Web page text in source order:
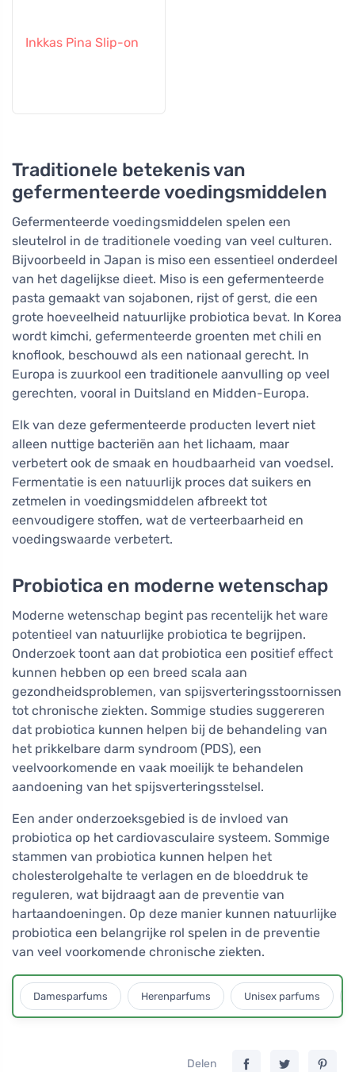
Inkkas Pina Slip-on
Traditionele betekenis van
gefermenteerde voedingsmiddelen
Gefermenteerde voedingsmiddelen spelen een
sleutelrol in de traditionele voeding van veel culturen.
Bijvoorbeeld in Japan is miso een essentieel onderdeel
van het dagelijkse dieet. Miso is een gefermenteerde
pasta gemaakt van sojabonen, rijst of gerst, die een
grote hoeveelheid natuurlijke probiotica bevat. In Korea
wordt kimchi, gefermenteerde groenten met chili en
knoflook, beschouwd als een nationaal gerecht. In
Europa is zuurkool een traditionele aanvulling op veel
gerechten, vooral in Duitsland en Midden-Europa.
Elk van deze gefermenteerde producten levert niet
alleen nuttige bacteriën aan het lichaam, maar
verbetert ook de smaak en houdbaarheid van voedsel.
Fermentatie is een natuurlijk proces dat suikers en
zetmelen in voedingsmiddelen afbreekt tot
eenvoudigere stoffen, wat de verteerbaarheid en
voedingswaarde verbetert.
Probiotica en moderne wetenschap
Moderne wetenschap begint pas recentelijk het ware
potentieel van natuurlijke probiotica te begrijpen.
Onderzoek toont aan dat probiotica een positief effect
kunnen hebben op een breed scala aan
gezondheidsproblemen, van spijsverteringsstoornissen
tot chronische ziekten. Sommige studies suggereren
dat probiotica kunnen helpen bij de behandeling van
het prikkelbare darm syndroom (PDS), een
veelvoorkomende en vaak moeilijk te behandelen
aandoening van het spijsverteringsstelsel.
Een ander onderzoeksgebied is de invloed van
probiotica op het cardiovasculaire systeem. Sommige
stammen van probiotica kunnen helpen het
cholesterolgehalte te verlagen en de bloeddruk te
reguleren, wat bijdraagt aan de preventie van
hartaandoeningen. Op deze manier kunnen natuurlijke
probiotica een belangrijke rol spelen in de preventie
van veel voorkomende chronische ziekten.
Damesparfums Herenparfums Unisex parfums
Delen